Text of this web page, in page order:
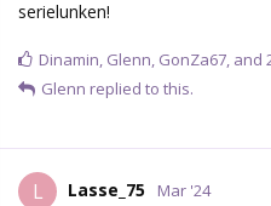
serielunken!
Dinamin, Glenn, GonZa67, and
Glenn replied to this.
L Lasse_75 Mar '24